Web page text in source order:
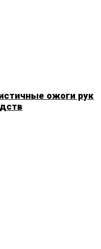
ожоги рук